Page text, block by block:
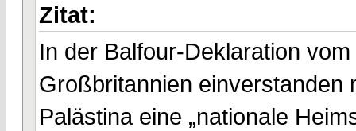
Zitat:
In der Balfour-Deklaration
Großbritannien einverstanden
Palästina eine „nationale